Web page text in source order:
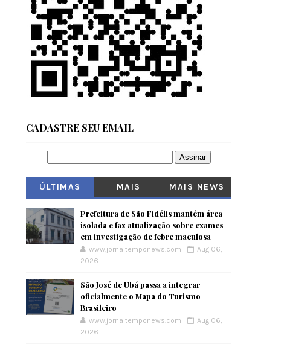
CADASTRE SEU EMAIL
ÚLTIMAS
MAIS
MAIS NEWS
Prefeitura de São Fidélis mantém área
isolada e faz atualização sobre exames
em investigação de febre maculosa
www.jornaltemponews.com
Aug 06,
2026
São José de Ubá passa a integrar
oficialmente o Mapa do Turismo
Brasileiro
www.jornaltemponews.com
Aug 06,
2026